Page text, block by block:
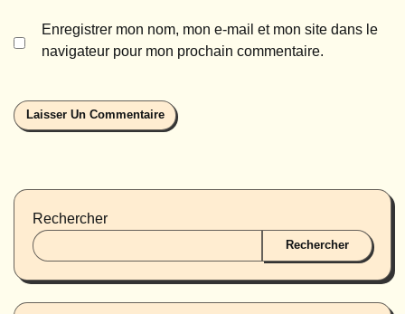
Enregistrer mon nom, mon e-mail et mon site dans le
navigateur pour mon prochain commentaire.
Rechercher
Rechercher